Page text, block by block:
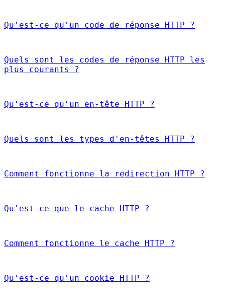
Qu'est-ce qu'un code de réponse HTTP ?
Quels sont les codes de réponse HTTP les
plus courants ?
Qu'est-ce qu'un en-tête HTTP ?
Quels sont les types d'en-têtes HTTP ?
Comment fonctionne la redirection HTTP ?
Qu'est-ce que le cache HTTP ?
Comment fonctionne le cache HTTP ?
Qu'est-ce qu'un cookie HTTP ?